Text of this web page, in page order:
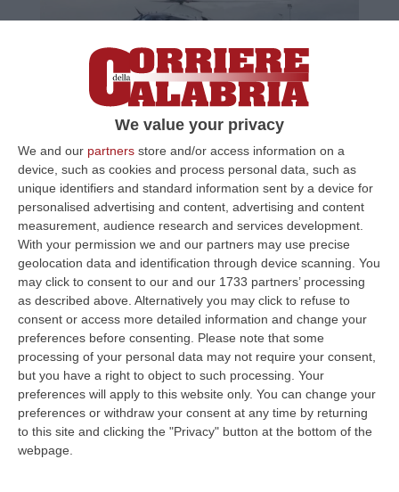
We value your privacy
We and our partners store and/or access information on a
device, such as cookies and process personal data, such as
unique identifiers and standard information sent by a device for
personalised advertising and content, advertising and content
measurement, audience research and services development.
With your permission we and our partners may use precise
geolocation data and identification through device scanning. You
may click to consent to our and our 1733 partners’ processing
as described above. Alternatively you may click to refuse to
consent or access more detailed information and change your
preferences before consenting.
Please note that some
processing of your personal data may not require your consent,
but you have a right to object to such processing. Your
preferences will apply to this website only. You can change your
preferences or withdraw your consent at any time by returning
to this site and clicking the "Privacy" button at the bottom of the
webpage.
Latitanti, armi e cocaina. Le mani dei clan
sulla Costa Azzurra
Maxi operazione congiunta coordinata dalla
Dda di Genova. Il ruolo di Carmelo Sgrò,
legato alla cosca Gallico di Palmi, e di un
narcos francese negli…
Pubblicato il: 15/09/20 – 13:50